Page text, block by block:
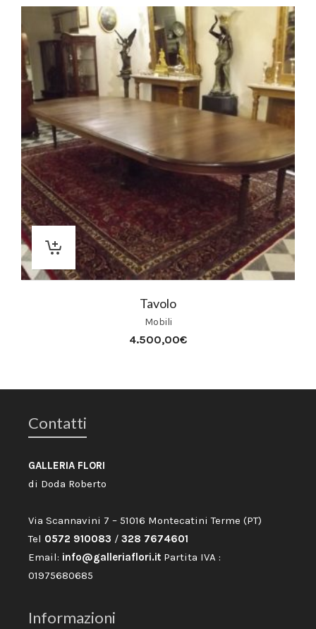
Tavolo
Mobili
4.500,00€
Contatti
GALLERIA FLORI
di Doda Roberto
Via Scannavini 7 – 51016 Montecatini Terme (PT)
Tel 0572 910083 / 328 7674601
Email: info@galleriaflori.it Partita IVA :
01975680685
Informazioni